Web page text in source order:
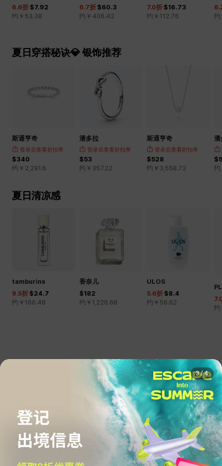
6.6折 $7.92
约￥ 53.38
6.7折 $60.3
约￥ 406.42
7.0折 $16.73
约￥ 112.76
约
夏日穿搭秘诀💎 银饰推荐
斯通亨奇
登录后查看折扣率
$340
约￥ 2,291.6
潘多拉
登录后查看折扣率
$53
约￥ 357.22
斯通亨奇
登录后查看折扣率
$528
约￥ 3,558.72
潘
约
夏日清凉感
tamburins
9.5折 $24.7
约￥ 166.48
香奈儿
$182
约￥ 1,226.68
ULOS
5.6折 $8.4
约￥ 56.62
约
$1 = 约￥6.74
3/4